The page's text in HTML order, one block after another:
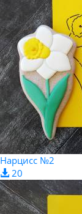
Нарцисс №2
20